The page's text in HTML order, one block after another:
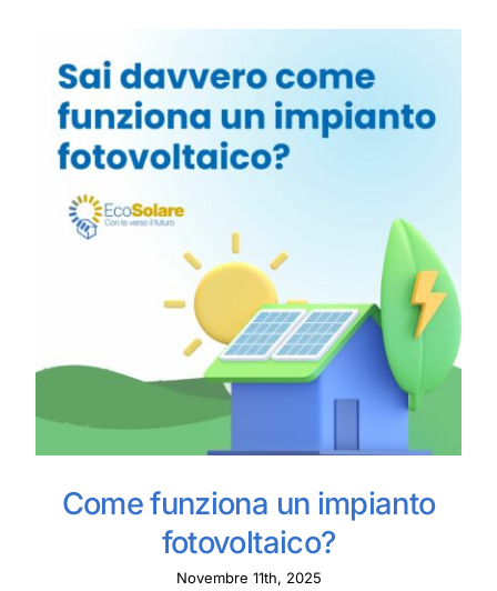
Come funziona un impianto
fotovoltaico?
Novembre 11th, 2025